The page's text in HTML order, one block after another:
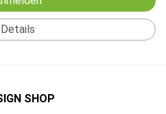
Details
SHOP